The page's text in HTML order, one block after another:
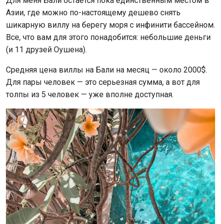
Азии, где можно по-настоящему дешево снять
шикарную виллу на берегу моря с инфинити бассейном.
Все, что вам для этого понадобится: небольшие деньги
(и 11 друзей Оушена).
Средняя цена виллы на Бали на месяц — около 2000$.
Для пары человек — это серьезная сумма, а вот для
толпы из 5 человек — уже вполне доступная.